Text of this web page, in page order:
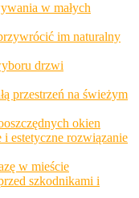
w małych
im naturalny
drzwi
przestrzeń na świeżym
okien
estetyczne rozwiązanie
w mieście
szkodnikami i